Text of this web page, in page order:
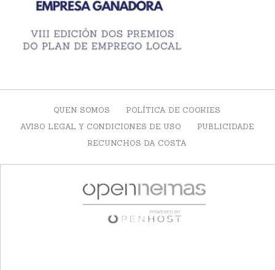
QUEN SOMOS
POLÍTICA DE COOKIES
AVISO LEGAL Y CONDICIONES DE USO
PUBLICIDADE
RECUNCHOS DA COSTA